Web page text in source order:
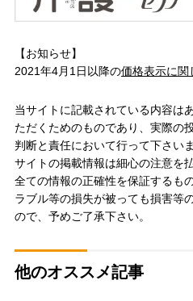
【お知らせ】
2021年4月1日以降の価格表示に関
当サイトに記載されている内容は
ただくためのものであり、実際の
判断と責任において行って下さい
サイトの掲載情報は細心の注意を
全ての情報の正確性を保証するも
ラブル等の損失が被っても損害等
ので、予めご了承下さい。
他のオススメ記事